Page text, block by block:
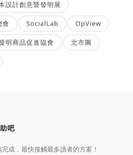
設計創意暨發明展
會 SocialLab OpView
明商品促進協會 北市圖
吧
成，最快接觸最多讀者的方案！